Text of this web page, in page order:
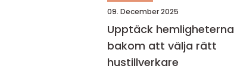
09. December 2025
Upptäck hemligheterna
bakom att välja rätt
hustillverkare